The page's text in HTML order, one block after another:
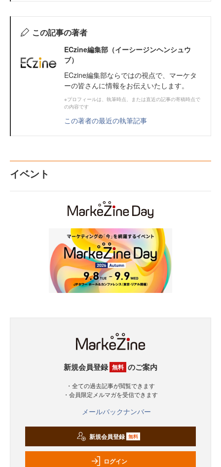
この記事の著者
ECzine編集部（イーシージンヘンシュウ
ブ）
ECzine編集部ならではの視点で、マーケタ
ーの皆さんに情報をお伝えいたします。
※プロフィールは、執筆時点、または直近の記事の寄稿時点で
の内容です
この著者の最近の執筆記事
イベント
新規会員登録 無料 のご案内
・全ての過去記事が閲覧できます
・会員限定メルマガを受信できます
メールバックナンバー
新規会員登録 無料
ログイン